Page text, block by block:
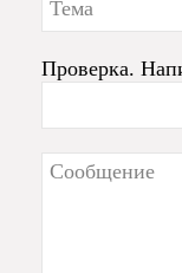
Проверка.